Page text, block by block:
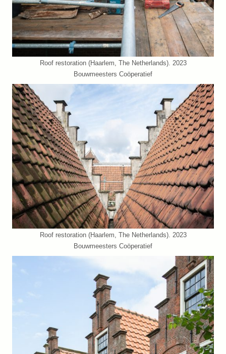
Roof restoration (Haarlem, The Netherlands). 2023
Bouwmeesters Coöperatief
Roof restoration (Haarlem, The Netherlands). 2023
Bouwmeesters Coöperatief